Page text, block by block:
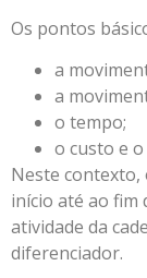
Os pontos
a
a
o tempo;
o custo e
Neste contexto,
início até ao fim
atividade da
diferenciador.